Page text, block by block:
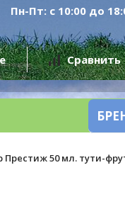
Пн-Пт: с 10:00 до
Сравнить
Престиж 50 мл. тути-